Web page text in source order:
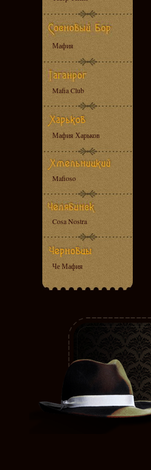
Мафия
Mafia Club
Мафия Харьков
Mafioso
Cosa Nostra
Че Мафия